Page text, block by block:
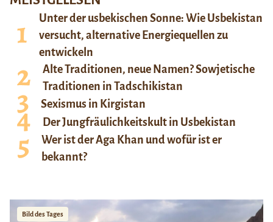
Unter der usbekischen Sonne: Wie Usbekistan
versucht, alternative Energiequellen zu
entwickeln
Alte Traditionen, neue Namen? Sowjetische
Traditionen in Tadschikistan
Sexismus in Kirgistan
Der Jungfräulichkeitskult in Usbekistan
Wer ist der Aga Khan und wofür ist er
bekannt?
Bild des Tages